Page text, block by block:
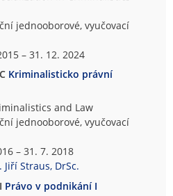
jednooborové, vyučovací
– 31. 12. 2024
Kriminalisticko právní
and Law
jednooborové, vyučovací
– 31. 7. 2018
Jiří Straus, DrSc.
Právo v podnikání I